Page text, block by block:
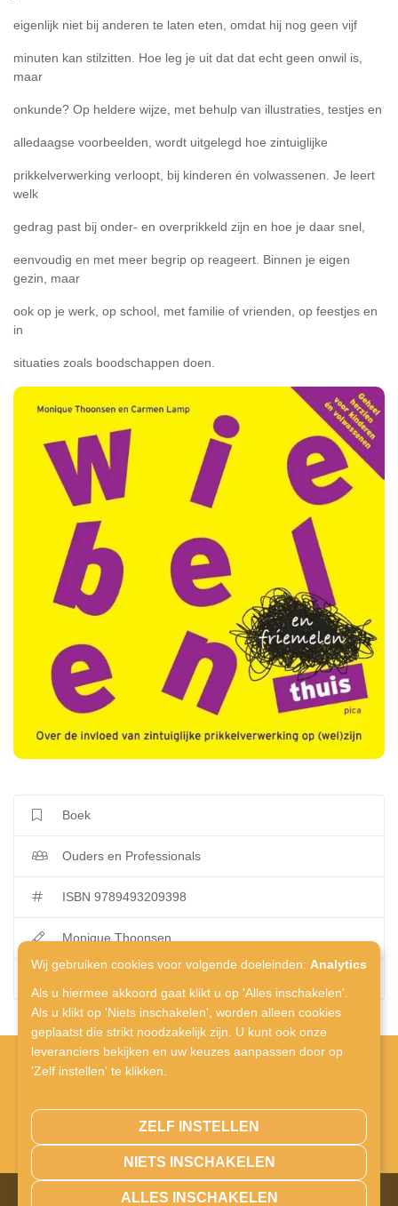
Wij gebruiken cookies voor volgende doeleinden: Analytics
Als u hiermee akkoord gaat klikt u op 'Alles inschakelen'.
Als u klikt op 'Niets inschakelen', worden alleen cookies
geplaatst die strikt noodzakelijk zijn. U kunt ook onze
leveranciers bekijken en uw keuzes aanpassen door op
'Zelf instellen' te klikken.
ZELF INSTELLEN
NIETS INSCHAKELEN
ALLES INSCHAKELEN
eigenlijk niet bij anderen te laten eten, omdat hij nog geen vijf
minuten kan stilzitten. Hoe leg je uit dat dat echt geen onwil is,
maar
onkunde? Op heldere wijze, met behulp van illustraties, testjes en
alledaagse voorbeelden, wordt uitgelegd hoe zintuiglijke
prikkelverwerking verloopt, bij kinderen én volwassenen. Je leert
welk
gedrag past bij onder- en overprikkeld zijn en hoe je daar snel,
eenvoudig en met meer begrip op reageert. Binnen je eigen
gezin, maar
ook op je werk, op school, met familie of vrienden, op feestjes en
in
situaties zoals boodschappen doen.
Boek
Ouders en Professionals
ISBN 9789493209398
Monique Thoonsen
Naamsesteenweg 280,
3001 Heverlee
© Copyright 2026 | Het Lampje • Alle rechten voorbehouden •